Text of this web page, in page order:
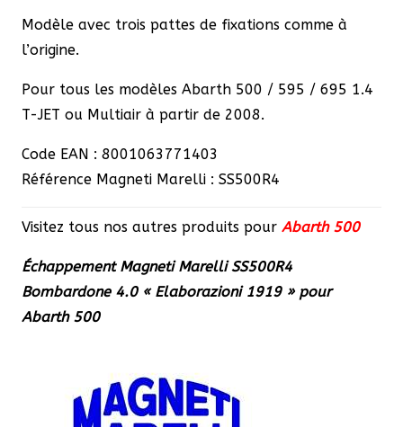
Modèle avec trois pattes de fixations comme à
l’origine.
Pour tous les modèles Abarth 500 / 595 / 695 1.4
T-JET ou Multiair à partir de 2008.
Code EAN : 8001063771403
Référence Magneti Marelli : SS500R4
Visitez tous nos autres produits pour Abarth 500
Échappement Magneti Marelli SS500R4
Bombardone 4.0 « Elaborazioni 1919 » pour
Abarth 500